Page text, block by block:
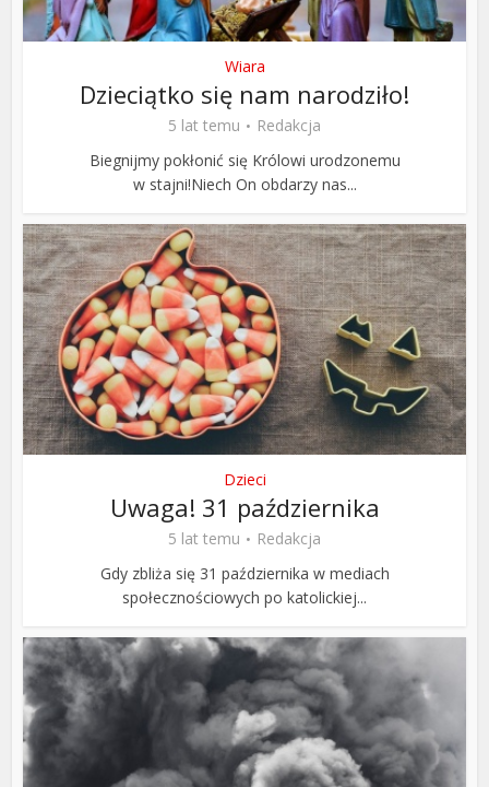
Wiara
Dzieciątko się nam narodziło!
5 lat temu
Redakcja
Biegnijmy pokłonić się Królowi urodzonemu
w stajni!Niech On obdarzy nas...
Dzieci
Uwaga! 31 października
5 lat temu
Redakcja
Gdy zbliża się 31 października w mediach
społecznościowych po katolickiej...